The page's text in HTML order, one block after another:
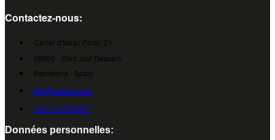
Contactez-nous:
Carrer d'Isaac Peral, 21
08960 - Sant Just Desvern
Barcelona - Spain
info@cumsa.com
+34 93 473 2552
Données personnelles: